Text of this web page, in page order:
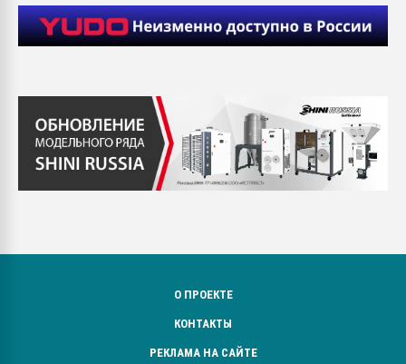
О ПРОЕКТЕ
КОНТАКТЫ
РЕКЛАМА НА САЙТЕ